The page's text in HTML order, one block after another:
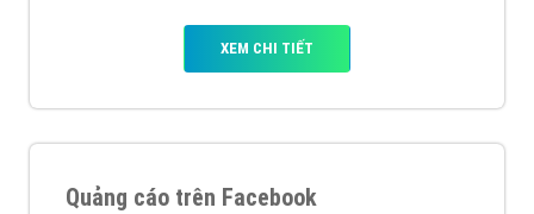
XEM CHI TIẾT
Quảng cáo trên Facebook